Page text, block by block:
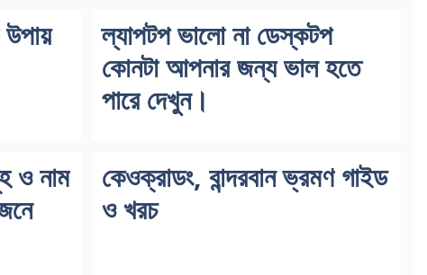
ল্যাপটপ ভালো না ডেস্কটপ
কোনটা আপনার জন্য ভাল হতে
পারে দেখুন।
ও নাম
কেওক্রাডং, বান্দরবান ভ্রমণ গাইড
ও খরচ